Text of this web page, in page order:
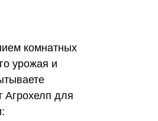
комнатных
урожая и
Агрохелп для